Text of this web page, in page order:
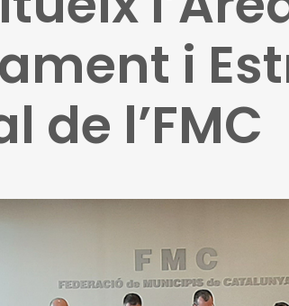
i
de l’FMC